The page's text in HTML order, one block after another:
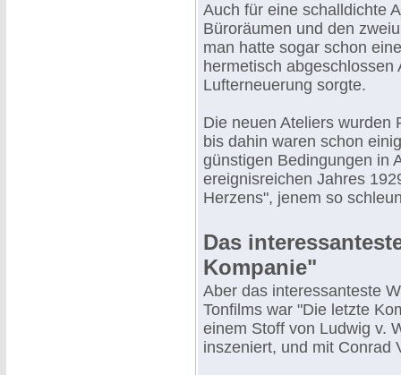
Auch für eine schalldichte
Büroräumen und den
man hatte sogar schon
hermetisch
Lufterneuerung sorgte.
Die neuen Ateliers wurden
bis dahin waren schon
günstigen Bedingungen in
ereignisreichen Jahres
Herzens", jenem so
Das
Kompanie"
Aber das interessanteste
Tonfilms war "Die letzte
einem Stoff von Ludwig v.
inszeniert, und mit Conrad